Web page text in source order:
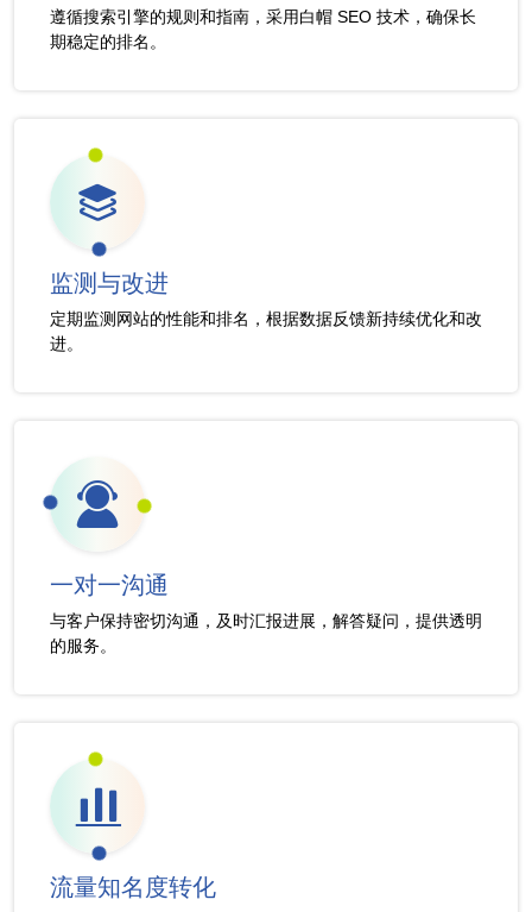
遵循搜索引擎的规则和指南，采用白帽 SEO 技术，确保长
期稳定的排名。
监测与改进
定期监测网站的性能和排名，根据数据反馈新持续优化和改
进。
一对一沟通
与客户保持密切沟通，及时汇报进展，解答疑问，提供透明
的服务。
流量知名度转化